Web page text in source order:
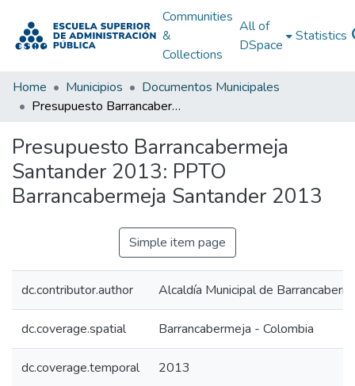
Communities
&
Collections
All of
DSpace
Statistics
Home Municipios
Documentos Municipales
Presupuesto Barrancabermeja Santander 2013: PPTO Barrancabermeja Santander 2013
Presupuesto Barrancabermeja
Santander 2013: PPTO
Barrancabermeja Santander 2013
Simple item page
dc.contributor.author Alcaldía Municipal de
dc.coverage.spatial Barrancabermeja - Colombia
dc.coverage.temporal 2013